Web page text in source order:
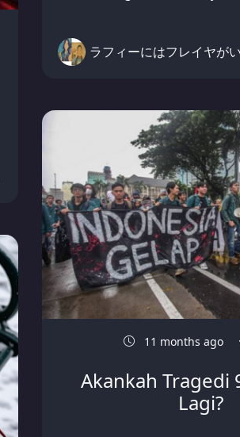
ラフィーにはフレイヤが
11 months ago
Akankah Tragedi
Lagi?